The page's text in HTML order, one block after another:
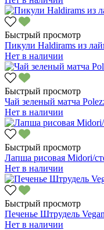
Быстрый просмотр
Пикули Haldirams из
Нет в наличии
Быстрый просмотр
Чай зеленый матча
Нет в наличии
Быстрый просмотр
Лапша рисовая Midori/
Нет в наличии
Быстрый просмотр
Печенье Штрудель
Нет в наличии